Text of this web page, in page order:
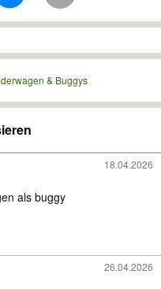
& Buggys
18.04.2026
als buggy
26.04.2026